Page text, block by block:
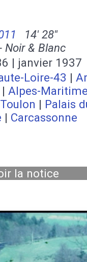
14' 28''
Noir & Blanc
| janvier 1937
Loire-43 |
| Alpes-
Toulon | Palais
| Carcassonne
la notice